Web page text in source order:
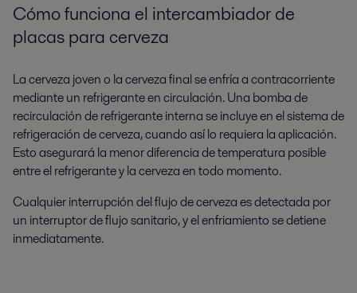
Cómo funciona el intercambiador de
placas para cerveza
La cerveza joven o la cerveza final se enfría a contracorriente
medianteun refrigerante en circulación.Una bomba de
recirculación de refrigerante interna se incluyeen el sistema de
refrigeración de cerveza,cuando así lo requiera la aplicación.
Estoasegurará la menor diferencia de temperatura posible
entre el refrigerante y la cervezaen todo momento.
Cualquier interrupción del flujo de cerveza es detectada por
un interruptor de flujo sanitario, y el enfriamiento se detiene
inmediatamente.